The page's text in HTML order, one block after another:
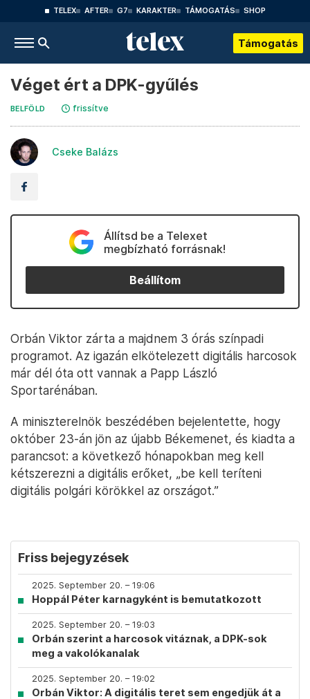
TELEX AFTER G7 KARAKTER TÁMOGATÁS SHOP
Támogatás
Véget ért a DPK-gyűlés
BELFÖLD frissítve
Cseke Balázs
Állítsd be a Telexet
megbízható forrásnak!
Beállítom
Orbán Viktor zárta a majdnem 3 órás színpadi
programot. Az igazán elkötelezett digitális harcosok
már dél óta ott vannak a Papp László
Sportarénában.
A miniszterelnök beszédében bejelentette, hogy
október 23-án jön az újabb Békemenet, és kiadta a
parancsot: a következő hónapokban meg kell
kétszerezni a digitális erőket, „be kell teríteni
digitális polgári körökkel az országot.”
Friss bejegyzések
2025. September 20. – 19:06
Hoppál Péter karnagyként is bemutatkozott
2025. September 20. – 19:03
Orbán szerint a harcosok vitáznak, a DPK-sok
meg a vakolókanalak
2025. September 20. – 19:02
Orbán Viktor: A digitális teret sem engedjük át a